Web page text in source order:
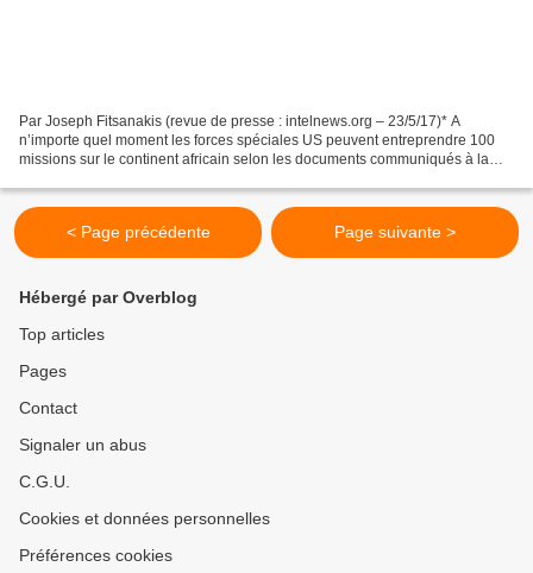
Par Joseph Fitsanakis (revue de presse : intelnews.org – 23/5/17)* A
n’importe quel moment les forces spéciales US peuvent entreprendre 100
missions sur le continent africain selon les documents communiqués à la
< Page précédente Page suivante >
Hébergé par Overblog
Top articles
Pages
Contact
Signaler un abus
C.G.U.
Cookies et données personnelles
Préférences cookies